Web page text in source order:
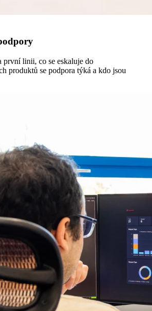
první linii, co se eskaluje do
produktů se podpora týká a kdo jsou